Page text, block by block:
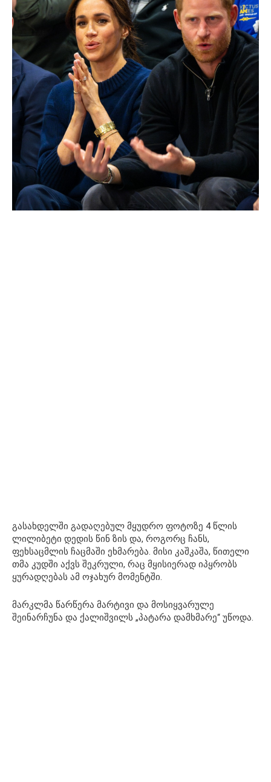
გასახდელში გადაღებულ მყუდრო ფოტოზე 4 წლის
ლილიბეტი დედის წინ ზის და, როგორც ჩანს,
ფეხსაცმლის ჩაცმაში ეხმარება. მისი კაშკაშა, წითელი
თმა კუდში აქვს შეკრული, რაც მყისიერად იპყრობს
ყურადღებას ამ ოჯახურ მომენტში.
მარკლმა წარწერა მარტივი და მოსიყვარულე
შეინარჩუნა და ქალიშვილს „პატარა დამხმარე“ უწოდა.